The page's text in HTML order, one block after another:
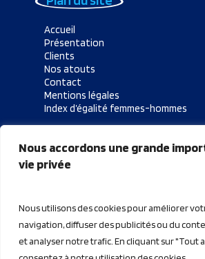
Nous accordons une grande
vie privée
Nous utilisons des cookies pour améliorer
navigation, diffuser des publicités ou du
et analyser notre trafic. En cliquant sur "Tout
Accueil
Présentation
Clients
Nos atouts
Contact
Mentions légales
Index d’égalité femmes-hommes
Coordonnées
TRANSFREEZE est basée près de
+33 (0) 3 21 42 87 88
direction@transfreeze.com